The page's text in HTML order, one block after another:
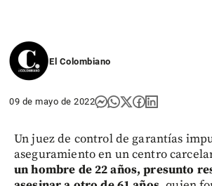
El Colombiano
09 de mayo de 2022
Un juez de control de garantías
aseguramiento en un centro
un hombre de 22 años, presunto